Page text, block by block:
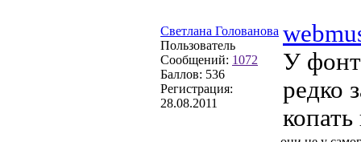
Светлана Голованова
Пользователь
Сообщений: 1072
Баллов: 536
Регистрация:
28.08.2011
У
редко